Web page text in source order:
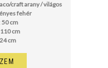
craft arany / világos
fehér
50 cm
110 cm
24 cm